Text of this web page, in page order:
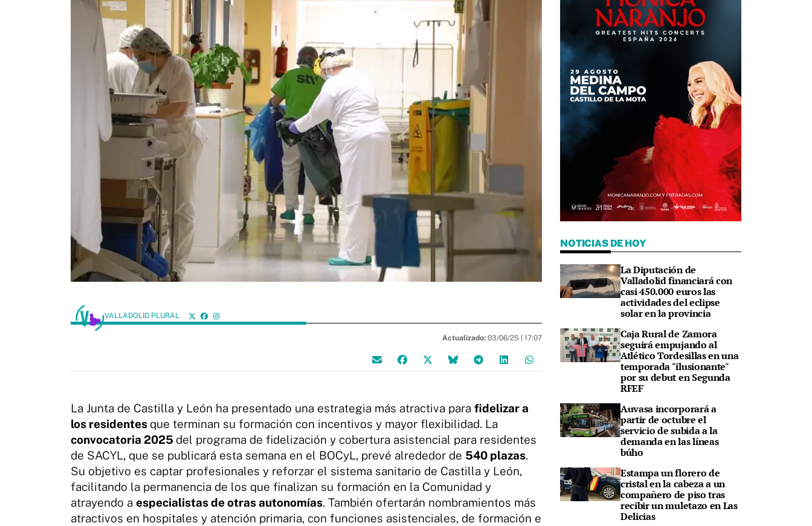
VALLADOLID PLURAL
Actualizado: 03/06/25 | 17:07
La Junta de Castilla y León ha presentado una estrategia más atractiva para fidelizar a
los residentes que terminan su formación con incentivos y mayor flexibilidad. La
convocatoria 2025 del programa de fidelización y cobertura asistencial para residentes
de SACYL, que se publicará esta semana en el BOCyL, prevé alrededor de 540 plazas.
Su objetivo es captar profesionales y reforzar el sistema sanitario de Castilla y León,
facilitando la permanencia de los que finalizan su formación en la Comunidad y
atrayendo a especialistas de otras autonomías. También ofertarán nombramientos más
atractivos en hospitales y atención primaria, con funciones asistenciales, de formación e
NOTICIAS DE HOY
La Diputación de
Valladolid financiará con
casi 450.000 euros las
actividades del eclipse
solar en la provincia
Caja Rural de Zamora
seguirá empujando al
Atlético Tordesillas en una
temporada "ilusionante"
por su debut en Segunda
RFEF
Auvasa incorporará a
partir de octubre el
servicio de subida a la
demanda en las líneas
búho
Estampa un florero de
cristal en la cabeza a un
compañero de piso tras
recibir un muletazo en Las
Delicias